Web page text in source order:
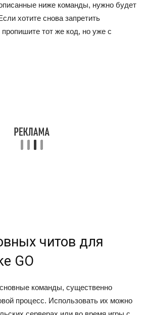
ниже команды, нужно будет
хотите снова запретить
пропишите тот же код, но уже с
читов для
GO
команды, существенно
процесс. Использовать их можно